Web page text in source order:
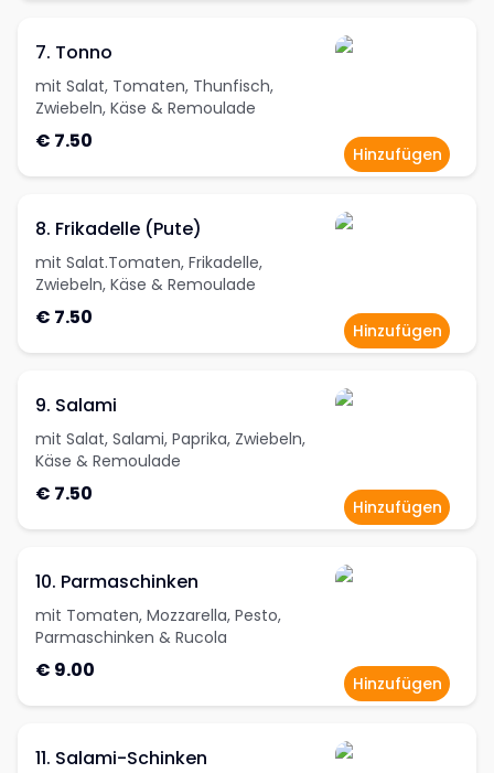
7. Tonno
mit Salat, Tomaten, Thunfisch,
Zwiebeln, Käse & Remoulade
€ 7.50
Hinzufügen
8. Frikadelle (Pute)
mit Salat.Tomaten, Frikadelle,
Zwiebeln, Käse & Remoulade
€ 7.50
Hinzufügen
9. Salami
mit Salat, Salami, Paprika, Zwiebeln,
Käse & Remoulade
€ 7.50
Hinzufügen
10. Parmaschinken
mit Tomaten, Mozzarella, Pesto,
Parmaschinken & Rucola
€ 9.00
Hinzufügen
11. Salami-Schinken